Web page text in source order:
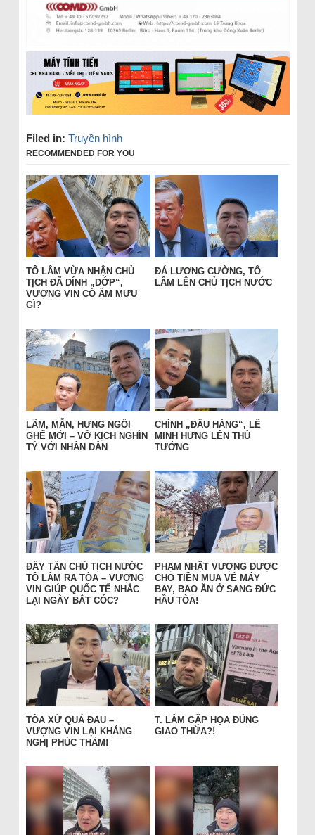
Filed in: Truyền hình
RECOMMENDED FOR YOU
TÔ LÂM VỪA NHẬN CHỦ
TỊCH ĐÃ DÍNH „DỚP“,
VƯỢNG VIN CÓ ÂM MƯU
GÌ?
ĐÁ LƯƠNG CƯỜNG, TÔ
LÂM LÊN CHỦ TỊCH NƯỚC
LÂM, MẪN, HƯNG NGỒI
GHẾ MỚI – VỞ KỊCH NGHÌN
TỶ VỚI NHÂN DÂN
CHÍNH „ĐẦU HÀNG“, LÊ
MINH HƯNG LÊN THỦ
TƯỚNG
ĐẨY TÂN CHỦ TỊCH NƯỚC
TÔ LÂM RA TÒA – VƯỢNG
VIN GIÚP QUỐC TẾ NHẮC
LẠI NGÀY BẮT CÓC?
PHẠM NHẬT VƯỢNG ĐƯỢC
CHO TIỀN MUA VÉ MÁY
BAY, BAO ĂN Ở SANG ĐỨC
HẦU TÒA!
TÒA XỬ QUÁ ĐAU –
VƯỢNG VIN LẠI KHÁNG
NGHỊ PHÚC THẨM!
T. LÂM GẶP HỌA ĐÚNG
GIAO THỪA?!